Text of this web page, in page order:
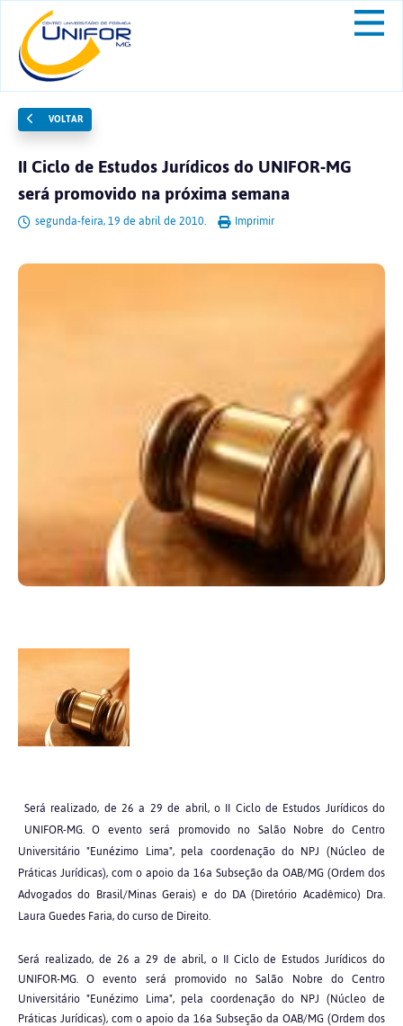
VOLTAR
II Ciclo de Estudos Jurídicos do UNIFOR-MG
será promovido na próxima semana
segunda-feira, 19 de abril de 2010. Imprimir
Será realizado, de 26 a 29 de abril, o II Ciclo de Estudos Jurídicos do
UNIFOR-MG. O evento será promovido no Salão Nobre do Centro
Universitário "Eunézimo Lima", pela coordenação do NPJ (Núcleo de
Práticas Jurídicas), com o apoio da 16a Subseção da OAB/MG (Ordem dos
Advogados do Brasil/Minas Gerais) e do DA (Diretório Acadêmico) Dra.
Laura Guedes Faria, do curso de Direito.
Será realizado, de 26 a 29 de abril, o II Ciclo de Estudos Jurídicos do
UNIFOR-MG. O evento será promovido no Salão Nobre do Centro
Universitário "Eunézimo Lima", pela coordenação do NPJ (Núcleo de
Práticas Jurídicas), com o apoio da 16a Subseção da OAB/MG (Ordem dos